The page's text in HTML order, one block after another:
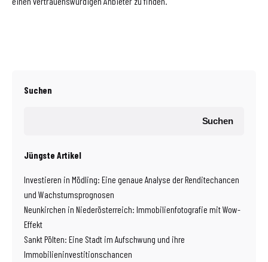
Suchen
Suchen
Jüngste Artikel
Investieren in Mödling: Eine genaue Analyse der Renditechancen
und Wachstumsprognosen
Neunkirchen in Niederösterreich: Immobilienfotografie mit Wow-
Effekt
Sankt Pölten: Eine Stadt im Aufschwung und ihre
Immobilieninvestitionschancen